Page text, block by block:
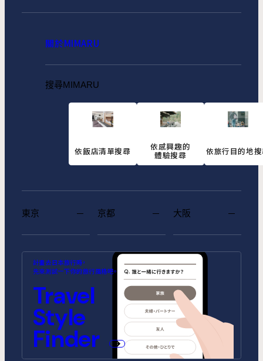
關於MIMARU
搜尋MIMARU
依飯店清單搜尋 依感興趣的
體驗搜尋 依旅行目的地
東京
MIMARU SUITES 東京浅草
MIMARU東京 池袋
MIMARU SUITES 東京日本橋
MIMARU東京 錦糸町
MIMARU東京 STATION EAST
MIMARU東京 赤坂
MIMARU東京 上野稲荷町
MIMARU東京 上野NORTH
MIMARU東京 上野EAST
MIMARU東京 上野御徒町
MIMARU東京 新宿WEST
京都
MIMARU SUITES 京都
CENTRAL
MIMARU京都 河原町五条
MIMARU京都 STATION
MIMARU京都 新町三条
MIMARU京都 四条WEST(旧
MIMARU京都 西洞院高辻)
MIMARU京都 二条城
MIMARU SUITES 京都四条
大阪
MIMARU大阪 難波STATION
ANNEX (將於2026年10月1日開
MIMARU大阪 心斎橋CENTRAL
(將於2026年9月1日開幕)
MIMARU大阪 心斎橋NORTH
MIMARU大阪 心斎橋EAST
MIMARU大阪 難波STATION
MIMARU大阪 心斎橋WEST
MIMARU大阪 難波NORTH
計畫去日本旅行時，
先來測試一下你的旅行風格吧。
Travel
Style
Finder